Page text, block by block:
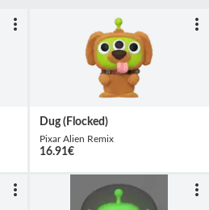
Dug (Flocked)
Pixar Alien Remix
16.91€